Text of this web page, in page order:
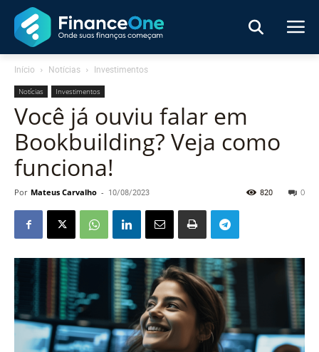
Início Notícias Investimentos
Notícias Investimentos
Você já ouviu falar em
Bookbuilding? Veja como
funciona!
Por Mateus Carvalho - 10/08/2023 0
820